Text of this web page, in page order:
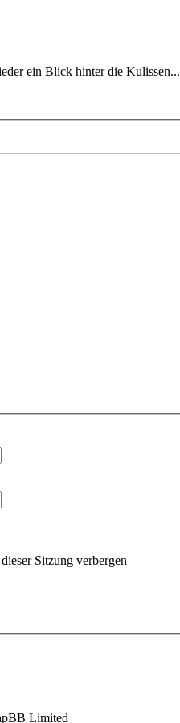
ein Blick hinter die Kulissen...
Sitzung verbergen
Limited